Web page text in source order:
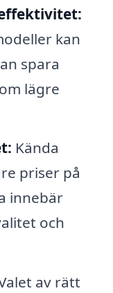
kan
spara
lägre
Kända
priser på
innebär
och
av rätt